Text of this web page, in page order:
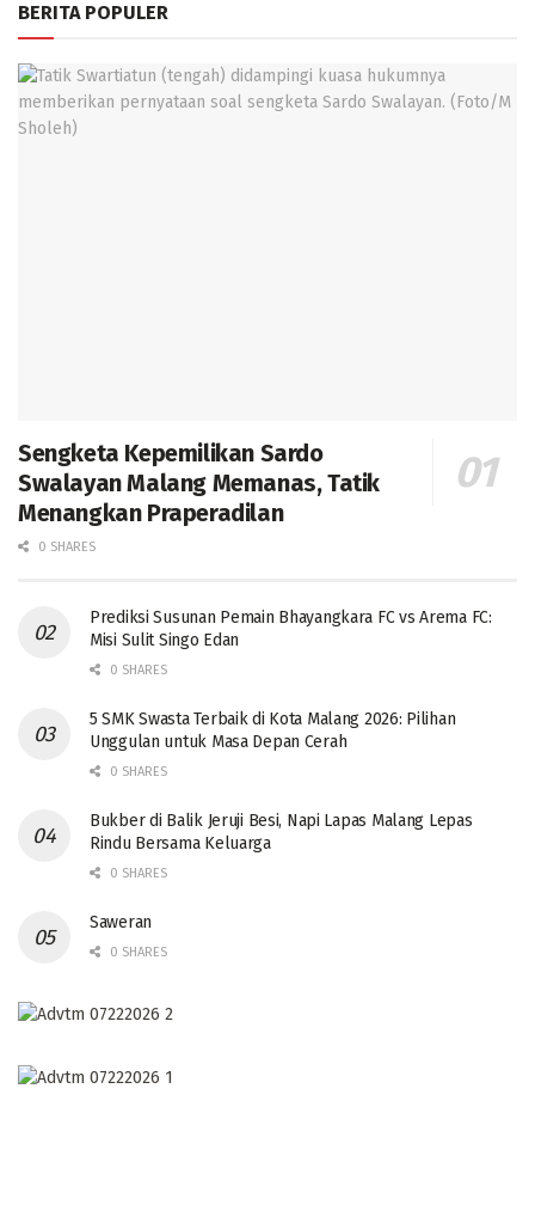
BERITA POPULER
Sengketa Kepemilikan Sardo
Swalayan Malang Memanas, Tatik
Menangkan Praperadilan
0 SHARES
Prediksi Susunan Pemain Bhayangkara FC vs Arema FC:
Misi Sulit Singo Edan
0 SHARES
5 SMK Swasta Terbaik di Kota Malang 2026: Pilihan
Unggulan untuk Masa Depan Cerah
0 SHARES
Bukber di Balik Jeruji Besi, Napi Lapas Malang Lepas
Rindu Bersama Keluarga
0 SHARES
Saweran
0 SHARES